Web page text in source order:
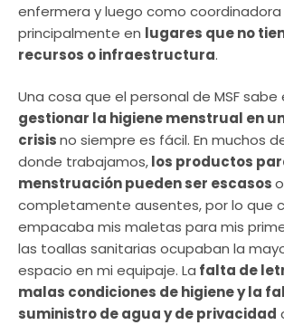
enfermera y luego como
principalmente en lugares que no
recursos o infraestructura.
Una cosa que el personal de MSF sabe
gestionar la higiene menstrual en
crisisno siempre es fácil. En muchos
donde trabajamos,los productos
menstruación pueden ser escasos
completamente ausentes, por lo que
empacaba mis maletas para mis
las toallas sanitarias ocupaban la
espacio en mi equipaje. La falta de
malas condiciones de higiene y la
suministro de agua y de privacidad